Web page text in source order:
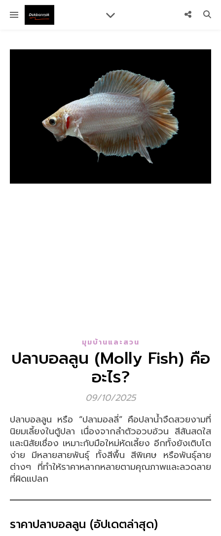
มุมบ้านและสวน
ปลาบอลลูน (Molly Fish) คือ
อะไร?
09/10/2025
ปลาบอลลูน หรือ “ปลามอลลี่” คือปลาน้ำจืดสวยงามที่
นิยมเลี้ยงในตู้ปลา เนื่องจากลำตัวอวบอ้วน สีสันสดใส
และนิสัยเชื่อง เหมาะกับมือใหม่หัดเลี้ยง อีกทั้งยังเติบโต
ง่าย มีหลายสายพันธุ์ ทั้งสีพื้น สีพิเศษ หรือพันธุ์ลาย
ต่างๆ ที่ทำให้ราคาหลากหลายตามคุณภาพและลวดลาย
ที่ผิดแปลก
ราคาปลาบอลลูน (อัปเดตล่าสุด)